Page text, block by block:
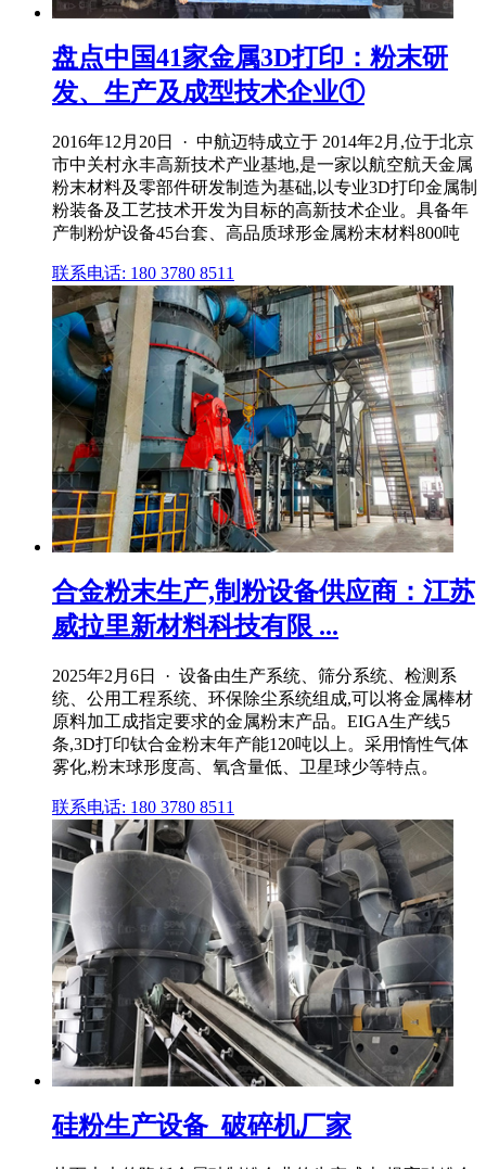
盘点中国41家金属3D打印：粉末研
发、生产及成型技术企业①
2016年12月20日 · 中航迈特成立于 2014年2月,位于北京
市中关村永丰高新技术产业基地,是一家以航空航天金属
粉末材料及零部件研发制造为基础,以专业3D打印金属制
粉装备及工艺技术开发为目标的高新技术企业。具备年
产制粉炉设备45台套、高品质球形金属粉末材料800吨
联系电话: 180 3780 8511
合金粉末生产,制粉设备供应商：江苏
威拉里新材料科技有限 ...
2025年2月6日 · 设备由生产系统、筛分系统、检测系
统、公用工程系统、环保除尘系统组成,可以将金属棒材
原料加工成指定要求的金属粉末产品。EIGA生产线5
条,3D打印钛合金粉末年产能120吨以上。采用惰性气体
雾化,粉末球形度高、氧含量低、卫星球少等特点。
联系电话: 180 3780 8511
硅粉生产设备_破碎机厂家